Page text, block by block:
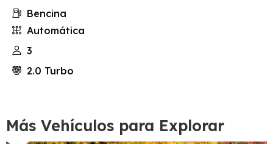
Bencina
Automática
3
2.0 Turbo
Más Vehículos para Explorar